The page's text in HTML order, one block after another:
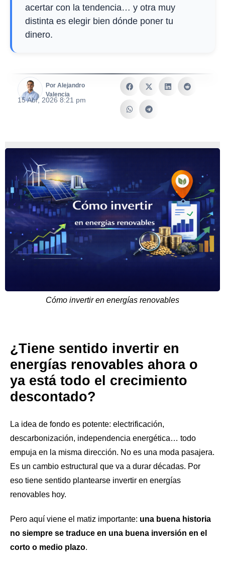
acertar con la tendencia… y otra muy
distinta es elegir bien dónde poner tu
dinero.
Por Alejandro
Valencia
15 Abr, 2026 8:21 pm
Cómo invertir en energías renovables
¿Tiene sentido invertir en
energías renovables ahora o
ya está todo el crecimiento
descontado?
La idea de fondo es potente: electrificación,
descarbonización, independencia energética… todo
empuja en la misma dirección. No es una moda pasajera.
Es un cambio estructural que va a durar décadas. Por
eso tiene sentido plantearse invertir en energías
renovables hoy.
Pero aquí viene el matiz importante: una buena historia
no siempre se traduce en una buena inversión en el
corto o medio plazo.